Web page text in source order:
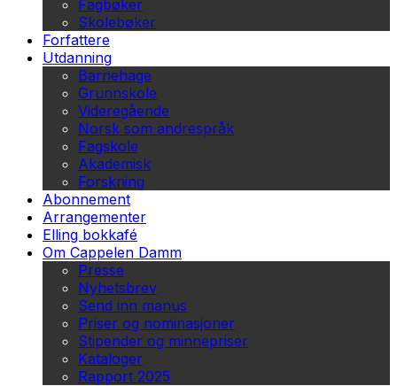
Fagbøker
Skolebøker
Forfattere
Utdanning
Barnehage
Grunnskole
Videregående
Norsk som andrespråk
Fagskole
Akademisk
Forskning
Abonnement
Arrangementer
Elling bokkafé
Om Cappelen Damm
Presse
Nyhetsbrev
Send inn manus
Priser og nominasjoner
Stipender og minnepriser
Kataloger
Rapport 2025